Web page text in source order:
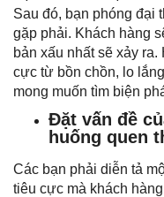
Sau đó, bạn phóng đại
gặp phải. Khách hàng
bản xấu nhất sẽ xảy
cực từ bồn chồn, lo
mong muốn tìm biện
Đặt vấn đề
huống quen
Các bạn phải diễn tả
tiêu cực mà khách